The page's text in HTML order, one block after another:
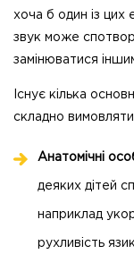
хоча б один із цих
звук може
замінюватися
Існує кілька
складно
Анатомічні
деяких дітей
наприклад
рухливість